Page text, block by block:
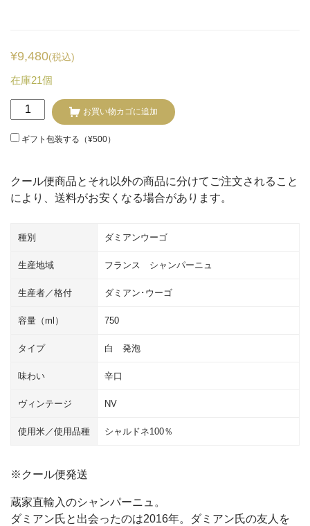
¥9,480(税込)
在庫21個
ミ
ア
ー
ゴ
ク
ト
ラ･
リ
ッ
ト
ラ
ド･
ラ
個
お買い物カゴに追加
ギフト包装する（¥500）
クール便商品とそれ以外の商品に分けてご注文されること
により、送料がお安くなる場合があります。
種別 ダミアンウーゴ
生産地域 フランス シャンパーニュ
生産者／格付 ダミアン･ウーゴ
容量（ml） 750
タイプ 白 発泡
味わい 辛口
ヴィンテージ NV
使用米／使用品種 シャルドネ100％
※クール便発送
蔵家直輸入のシャンパーニュ。
ダミアン氏と出会ったのは2016年。ダミアン氏の友人を